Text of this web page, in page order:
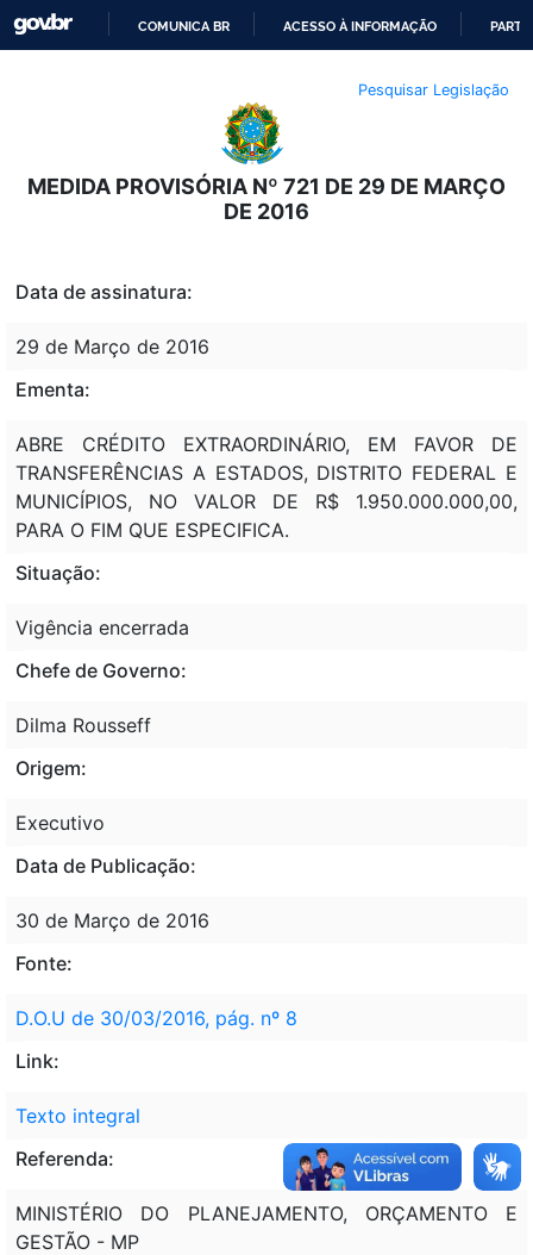
O
CONTEÚDO
COMUNICA BR ACESSO À INFORMAÇÃO
Pesquisar Legislação
MEDIDA PROVISÓRIA Nº 721 DE 29 DE MARÇO
DE 2016
Data de assinatura:
29 de Março de 2016
Ementa:
ABRE CRÉDITO EXTRAORDINÁRIO, EM FAVOR DE
TRANSFERÊNCIAS A ESTADOS, DISTRITO FEDERAL E
MUNICÍPIOS, NO VALOR DE R$ 1.950.000.000,00,
PARA O FIM QUE ESPECIFICA.
Situação:
Vigência encerrada
Chefe de Governo:
Dilma Rousseff
Origem:
Executivo
Data de Publicação:
30 de Março de 2016
Fonte:
D.O.U de 30/03/2016, pág. nº 8
Link:
Texto integral
Referenda:
MINISTÉRIO DO PLANEJAMENTO, ORÇAMENTO E
GESTÃO - MP